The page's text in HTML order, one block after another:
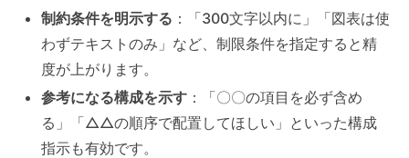
制約条件を明示する ：「300文字以内に」「図表は使
わずテキストのみ」など、制限条件を指定すると精
度が上がります。
参考になる構成を示す ：「〇〇の項目を必ず含め
る」「△△の順序で配置してほしい」といった構成
指示も有効です。